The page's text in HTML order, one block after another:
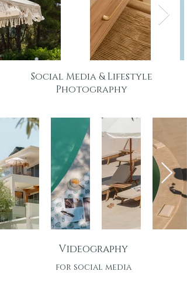
Social Media & Lifestyle
Photography
Videography
for social media